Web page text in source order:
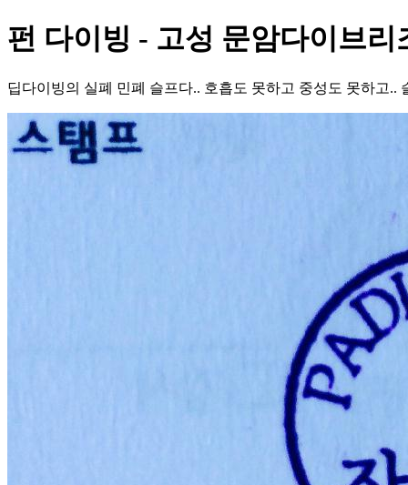
펀 다이빙 - 고성 문암다이브리
딥다이빙의 실폐 민폐 슬프다.. 호흡도 못하고 중성도 못하고..